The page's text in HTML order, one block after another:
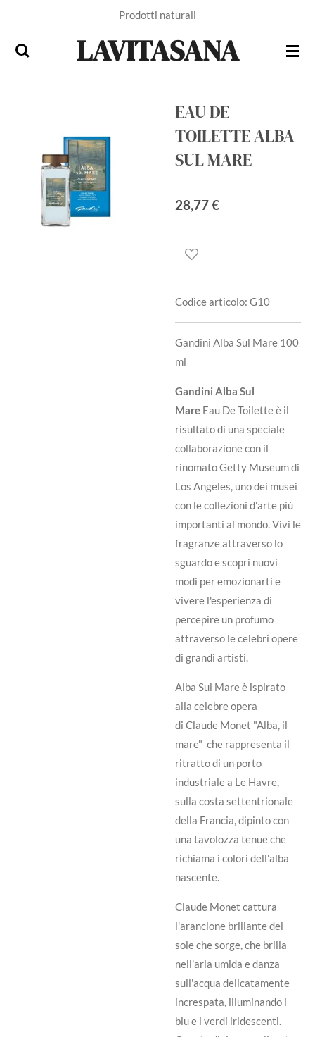
contenuto
LAVITASANA
Prodotti naturali
EAU DE
TOILETTE ALBA
SUL MARE
28,77 €
Codice articolo: G10
Gandini Alba Sul Mare 100
ml
Gandini Alba Sul
Mare Eau De Toilette è il
risultato di una speciale
collaborazione con il
rinomato Getty Museum di
Los Angeles, uno dei musei
con le collezioni d'arte più
importanti al mondo. Vivi le
fragranze attraverso lo
sguardo e scopri nuovi
modi per emozionarti e
vivere l'esperienza di
percepire un profumo
attraverso le celebri opere
di grandi artisti.
Alba Sul Mare è ispirato
alla celebre opera
di Claude Monet "Alba, il
mare" che rappresenta il
ritratto di un porto
industriale a Le Havre,
sulla costa settentrionale
della Francia, dipinto con
una tavolozza tenue che
richiama i colori dell'alba
nascente.
Claude Monet cattura
l'arancione brillante del
sole che sorge, che brilla
nell'aria umida e danza
sull'acqua delicatamente
increspata, illuminando i
blu e i verdi iridescenti.